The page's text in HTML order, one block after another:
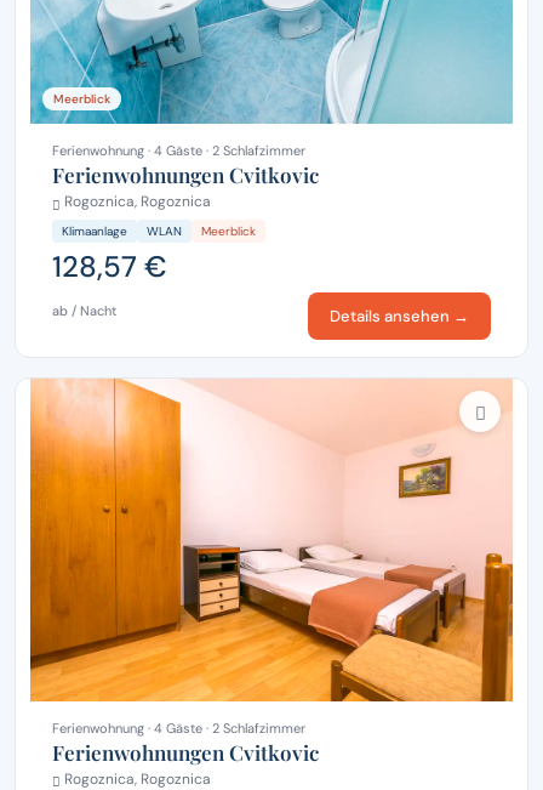
Meerblick
Ferienwohnung · 4 Gäste · 2 Schlafzimmer
Ferienwohnungen Cvitkovic
Rogoznica, Rogoznica
Klimaanlage WLAN Meerblick
128,57 €
ab / Nacht Details ansehen →
Ferienwohnung · 4 Gäste · 2 Schlafzimmer
Ferienwohnungen Cvitkovic
Rogoznica, Rogoznica